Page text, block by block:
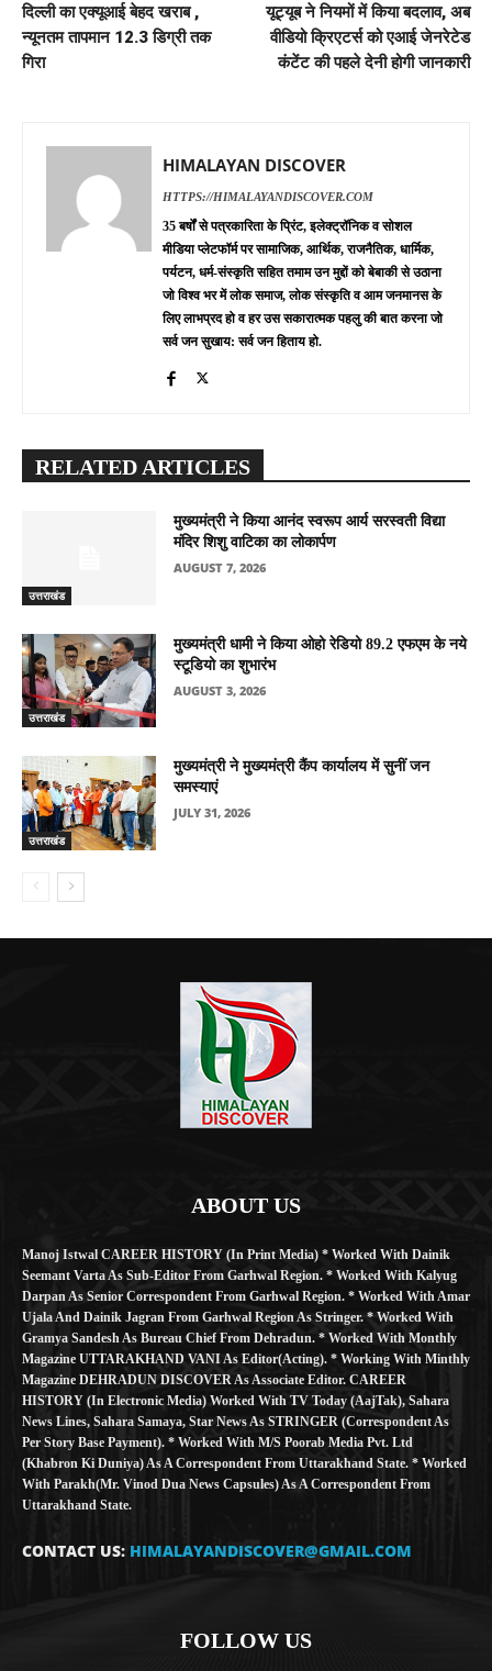
दिल्ली का एक्यूआई बेहद खराब ,
न्यूनतम तापमान 12.3 डिग्री तक
गिरा
यूट्यूब ने नियमों में किया बदलाव, अब
वीडियो क्रिएटर्स को एआई जेनरेटेड
कंटेंट की पहले देनी होगी जानकारी
HIMALAYAN DISCOVER
HTTPS://HIMALAYANDISCOVER.COM
35 बर्षों से पत्रकारिता के प्रिंट, इलेक्ट्रॉनिक व सोशल
मीडिया प्लेटफॉर्म पर सामाजिक, आर्थिक, राजनैतिक, धार्मिक,
पर्यटन, धर्म-संस्कृति सहित तमाम उन मुद्दों को बेबाकी से उठाना
जो विश्व भर में लोक समाज, लोक संस्कृति व आम जनमानस के
लिए लाभप्रद हो व हर उस सकारात्मक पहलु की बात करना जो
सर्व जन सुखाय: सर्व जन हिताय हो.
RELATED ARTICLES
उत्तराखंड
मुख्यमंत्री ने किया आनंद स्वरूप आर्य सरस्वती विद्या
मंदिर शिशु वाटिका का लोकार्पण
AUGUST 7, 2026
उत्तराखंड
मुख्यमंत्री धामी ने किया ओहो रेडियो 89.2 एफएम के नये
स्टूडियो का शुभारंभ
AUGUST 3, 2026
उत्तराखंड
मुख्यमंत्री ने मुख्यमंत्री कैंप कार्यालय में सुनीं जन
समस्याएं
JULY 31, 2026
ABOUT US
Manoj Istwal CAREER HISTORY (in Print Media) * Worked With Dainik
Seemant Varta As Sub-Editor From Garhwal Region. * Worked With Kalyug
Darpan As Senior Correspondent From Garhwal Region. * Worked With Amar
Ujala And Dainik Jagran From Garhwal Region As Stringer. * Worked With
Gramya Sandesh As Bureau Chief From Dehradun. * Worked With Monthly
Magazine UTTARAKHAND VANI As Editor(Acting). * Working With Minthly
Magazine DEHRADUN DISCOVER As Associate Editor. CAREER
HISTORY (in Electronic Media) Worked With TV Today (AajTak), Sahara
News Lines, Sahara Samaya, Star News As STRINGER (Correspondent As
Per Story Base Payment). * Worked With M/S Poorab Media Pvt. Ltd
(Khabron Ki Duniya) As A Correspondent From Uttarakhand State. * Worked
With Parakh(Mr. Vinod Dua News Capsules) As A Correspondent From
Uttarakhand State.
CONTACT US: HIMALAYANDISCOVER@GMAIL.COM
FOLLOW US